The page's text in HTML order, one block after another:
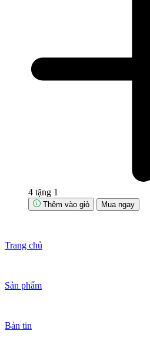
4 tặng 1
Thêm vào giỏ Mua ngay
Trang chủ
Sản phẩm
Bản tin